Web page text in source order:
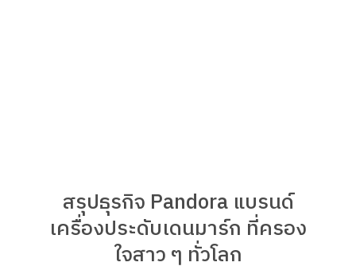
สรุปธุรกิจ Pandora แบรนด์
เครื่องประดับเดนมาร์ก ที่ครอง
ใจสาว ๆ ทั่วโลก